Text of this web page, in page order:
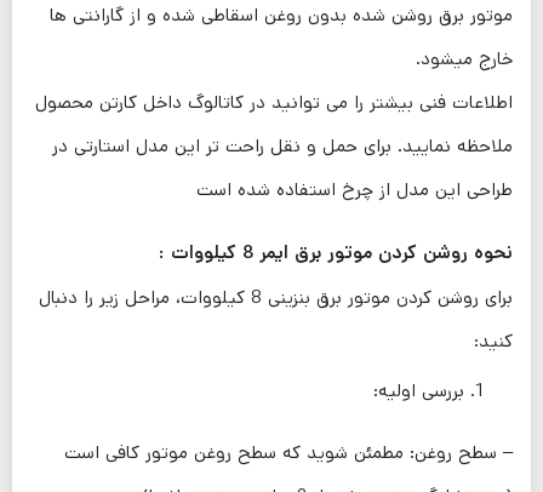
موتور برق روشن شده بدون روغن اسقاطی شده و از گارانتی ها
خارج میشود.
اطلاعات فنی بیشتر را می توانید در کاتالوگ داخل کارتن محصول
ملاحظه نمایید. برای حمل و نقل راحت تر این مدل استارتی در
طراحی این مدل از چرخ استفاده شده است
نحوه روشن کردن موتور برق ایمر 8 کیلووات :
برای روشن کردن موتور برق بنزینی 8 کیلووات، مراحل زیر را دنبال
کنید:
بررسی اولیه:
– سطح روغن: مطمئن شوید که سطح روغن موتور کافی است